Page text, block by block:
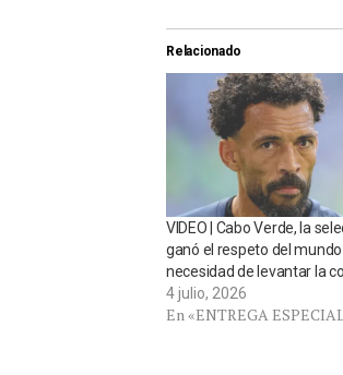
Relacionado
VIDEO | Cabo Verde, la
ganó el respeto del mundo
necesidad de levantar la
4 julio, 2026
En «ENTREGA